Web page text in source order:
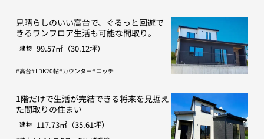
見晴らしのいい高台で、ぐるっと回遊で
きるワンフロア生活も可能な間取り。
建物 99.57㎡（30.12坪）
高台 LDK20帖 カウンター ニッチ
1階だけで生活が完結できる将来を見据え
た間取りの住まい
建物 117.73㎡（35.61坪）